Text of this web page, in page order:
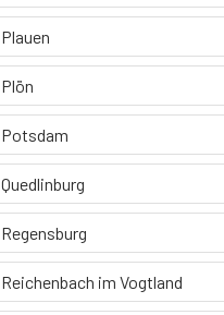
Plauen
Plön
Potsdam
Quedlinburg
Regensburg
Reichenbach im Vogtland